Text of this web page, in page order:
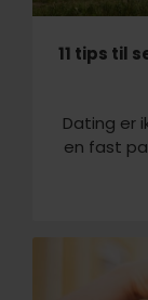
11 tips til
Dating er
en fast